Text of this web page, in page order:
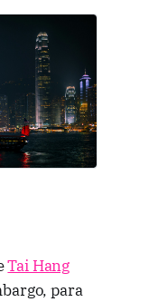
Tai Hang
para